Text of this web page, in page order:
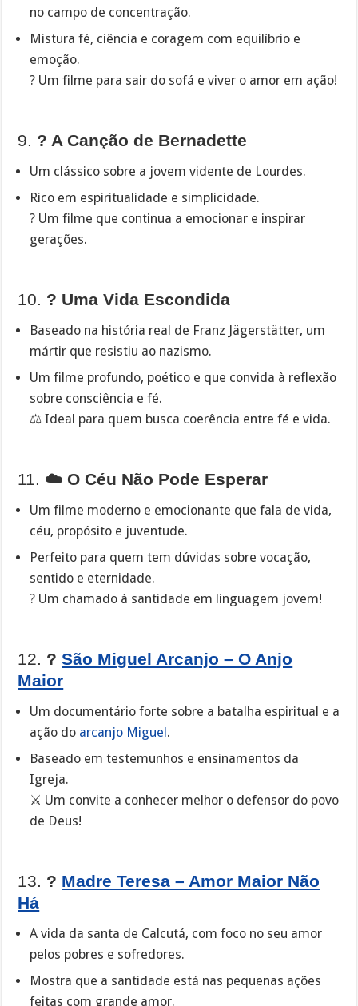
no campo de concentração.
Mistura fé, ciência e coragem com equilíbrio e
emoção.
? Um filme para sair do sofá e viver o amor em ação!
9. ?️ A Canção de Bernadette
Um clássico sobre a jovem vidente de Lourdes.
Rico em espiritualidade e simplicidade.
? Um filme que continua a emocionar e inspirar
gerações.
10. ? Uma Vida Escondida
Baseado na história real de Franz Jägerstätter, um
mártir que resistiu ao nazismo.
Um filme profundo, poético e que convida à reflexão
sobre consciência e fé.
⚖️ Ideal para quem busca coerência entre fé e vida.
11. ☁️ O Céu Não Pode Esperar
Um filme moderno e emocionante que fala de vida,
céu, propósito e juventude.
Perfeito para quem tem dúvidas sobre vocação,
sentido e eternidade.
? Um chamado à santidade em linguagem jovem!
12. ?️São Miguel Arcanjo – O Anjo
Maior
Um documentário forte sobre a batalha espiritual e a
ação do arcanjo Miguel.
Baseado em testemunhos e ensinamentos da
Igreja.
⚔️ Um convite a conhecer melhor o defensor do povo
de Deus!
13. ? Madre Teresa – Amor Maior Não
Há
A vida da santa de Calcutá, com foco no seu amor
pelos pobres e sofredores.
Mostra que a santidade está nas pequenas ações
feitas com grande amor.